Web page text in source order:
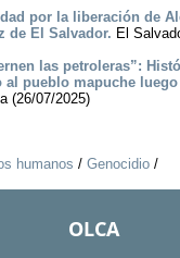
por la liberación de
de El Salvador. El
las petroleras”:
al pueblo mapuche
(26/07/2025)
humanos / Genocidio /
OLCA